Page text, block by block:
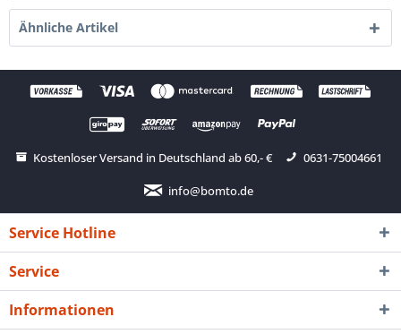
Ähnliche Artikel
Kostenloser Versand in Deutschland ab 60,- € 0631-75004661
info@bomto.de
Service Hotline
Service
Informationen